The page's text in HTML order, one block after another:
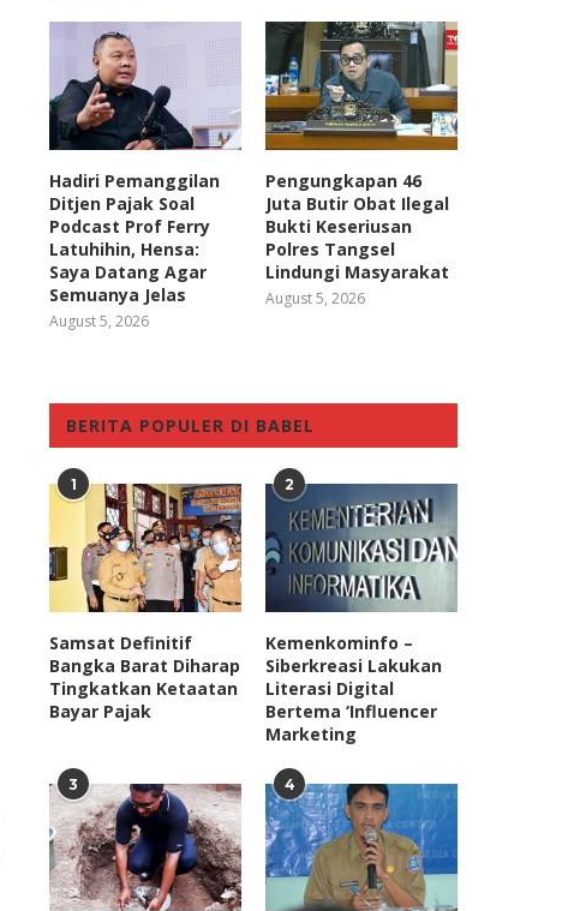
Hadiri Pemanggilan
Ditjen Pajak Soal
Podcast Prof Ferry
Latuhihin, Hensa:
Saya Datang Agar
Semuanya Jelas
August 5, 2026
Pengungkapan 46
Juta Butir Obat Ilegal
Bukti Keseriusan
Polres Tangsel
Lindungi Masyarakat
August 5, 2026
BERITA POPULER DI BABEL
1
Samsat Definitif
Bangka Barat Diharap
Tingkatkan Ketaatan
Bayar Pajak
2
Kemenkominfo –
Siberkreasi Lakukan
Literasi Digital
Bertema ‘Influencer
Marketing
3 4